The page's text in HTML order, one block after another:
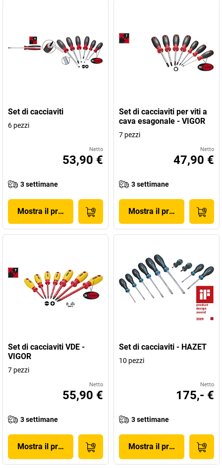
Set di cacciaviti
6 pezzi
Netto
53,90 €
3 settimane
Mostra il prodotto
Set di cacciaviti per viti a
cava esagonale - VIGOR
7 pezzi
Netto
47,90 €
3 settimane
Mostra il prodotto
Set di cacciaviti VDE -
VIGOR
7 pezzi
Netto
55,90 €
3 settimane
Mostra il prodotto
Set di cacciaviti - HAZET
10 pezzi
Netto
175,- €
3 settimane
Mostra il prodotto